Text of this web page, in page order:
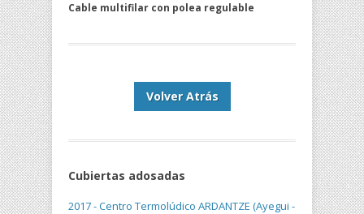
Cable multifilar con polea regulable
Volver Atrás
Cubiertas adosadas
2017 - Centro Termolúdico ARDANTZE (Ayegui -